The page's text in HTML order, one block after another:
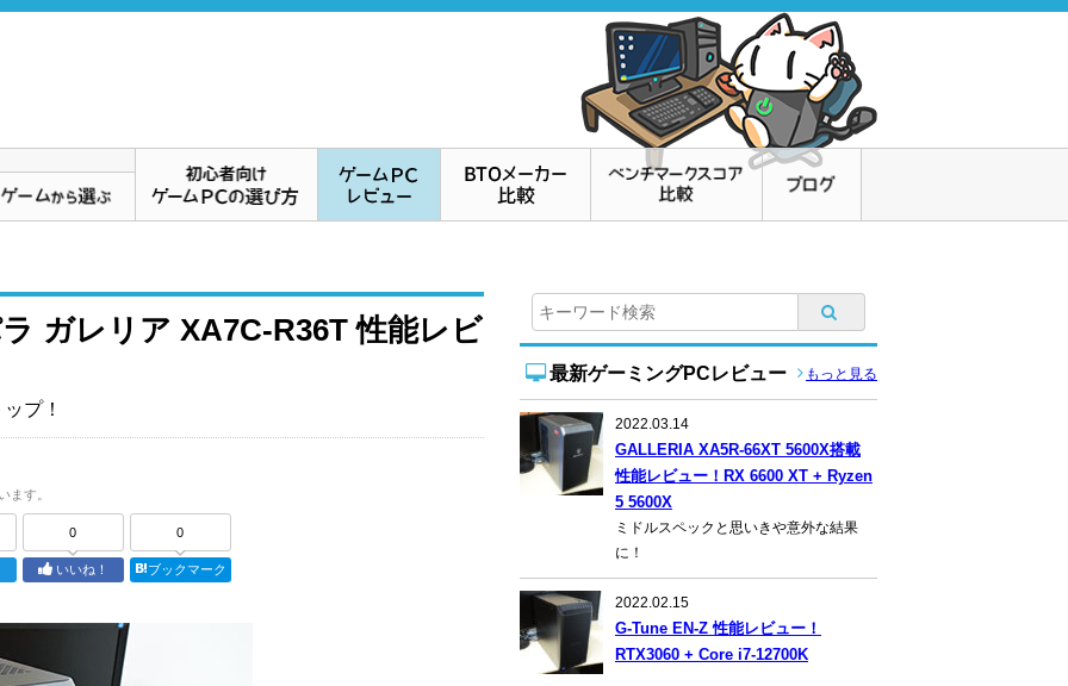
ガレリア XA7C-R36T 性能レビ
プ！
ます。
0
いいね！
0
ブックマーク
最新ゲーミングPCレビュー もっと見る
2022.03.14
GALLERIA XA5R-66XT 5600X搭載
性能レビュー！RX 6600 XT + Ryzen
5 5600X
ミドルスペックと思いきや意外な結果
に！
2022.02.15
G-Tune EN-Z 性能レビュー！
RTX3060 + Core i7-12700K